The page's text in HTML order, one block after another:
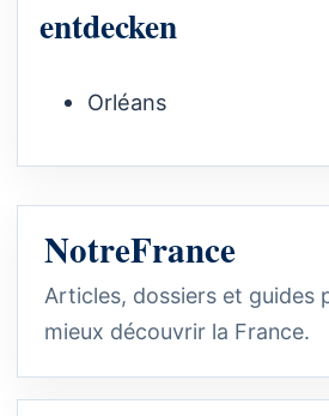
entdecken
Orléans
NotreFrance
Articles, dossiers et guides
mieux découvrir la France.